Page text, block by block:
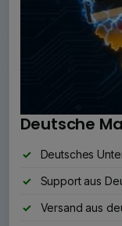
Deutsche
Deutsches
Support aus
Versand aus